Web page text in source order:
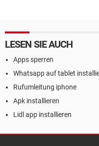
LESEN SIE AUCH
Apps sperren
Whatsapp auf tablet
Rufumleitung iphone
Apk installieren
Lidl app installieren